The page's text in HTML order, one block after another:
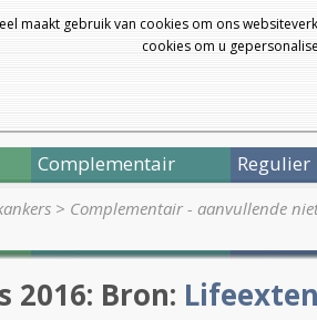
maakt gebruik van cookies om ons
cookies om u
Complementair Regulier
> Complementair - aanvullende
2016: Bron: